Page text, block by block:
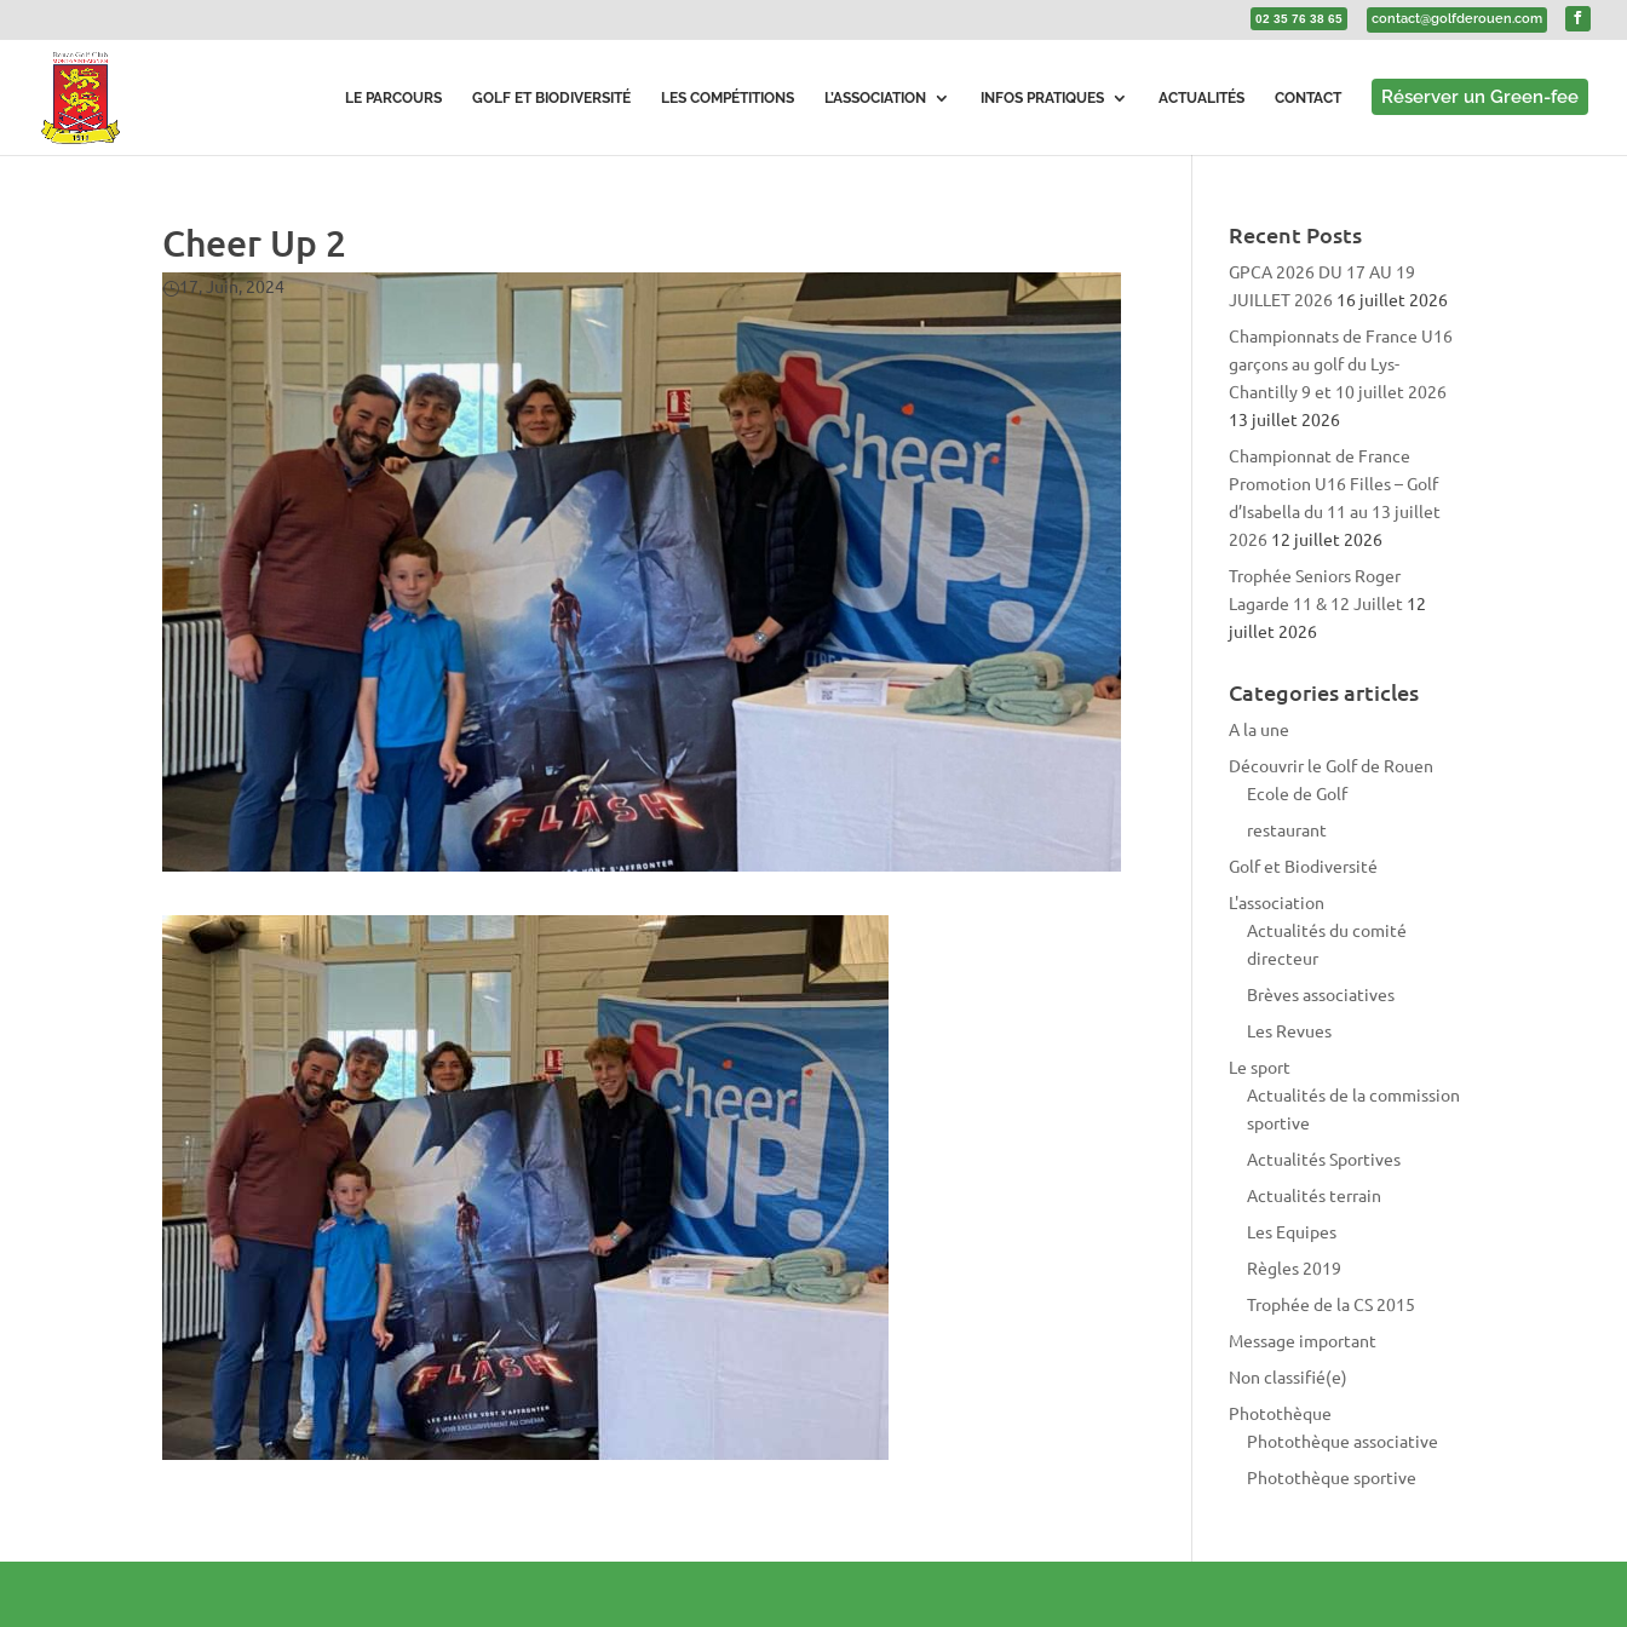
02 35 76 38 65 contact@golfderouen.com
LE PARCOURS GOLF ET BIODIVERSITÉ LES COMPÉTITIONS L’ASSOCIATION INFOS PRATIQUES ACTUALITÉS CONTACT Réserver un Green-fee
Cheer Up 2
17, Juin, 2024
Recent Posts
GPCA 2026 DU 17 AU 19
JUILLET 2026 16 juillet 2026
Championnats de France U16
garçons au golf du Lys-
Chantilly 9 et 10 juillet 2026
13 juillet 2026
Championnat de France
Promotion U16 Filles – Golf
d’Isabella du 11 au 13 juillet
2026 12 juillet 2026
Trophée Seniors Roger
Lagarde 11 & 12 Juillet 12
juillet 2026
Categories articles
A la une
Découvrir le Golf de Rouen
Ecole de Golf
restaurant
Golf et Biodiversité
L'association
Actualités du comité
directeur
Brèves associatives
Les Revues
Le sport
Actualités de la commission
sportive
Actualités Sportives
Actualités terrain
Les Equipes
Règles 2019
Trophée de la CS 2015
Message important
Non classifié(e)
Photothèque
Photothèque associative
Photothèque sportive